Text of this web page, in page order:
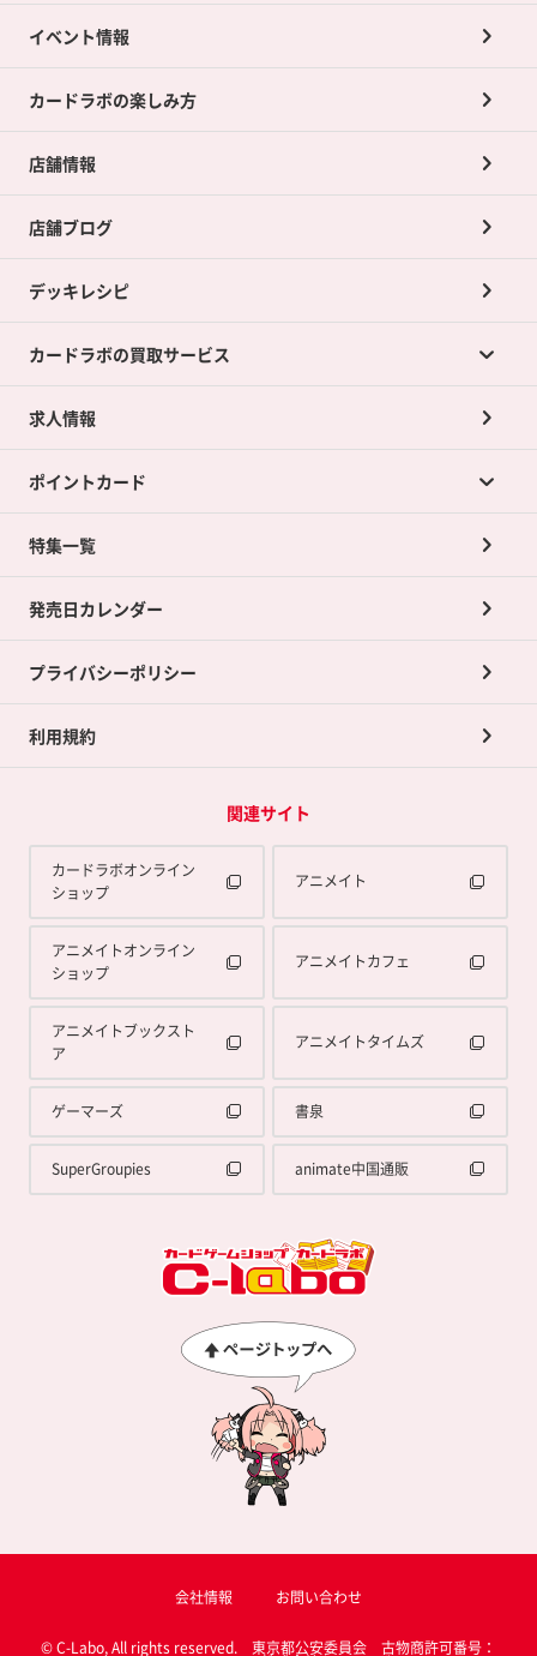
イベント情報
カードラボの楽しみ方
店舗情報
店舗ブログ
デッキレシピ
カードラボの買取サービス
カードラボの買取サービスTOP
店舗買取について
ネット買取について
買取承諾書について
求人情報
ポイントカード
ポイントカードTOP
ポイント交換景品
特集一覧
発売日カレンダー
プライバシーポリシー
利用規約
関連サイト
カードラボオンライン
ショップ
アニメイト
アニメイトオンライン
ショップ
アニメイトカフェ
アニメイトブックスト
ア
アニメイトタイムズ
ゲーマーズ 書泉
SuperGroupies animate中国通販
会社情報 お問い合わせ
© C-Labo, All rights reserved. 東京都公安委員会 古物商許可番号：